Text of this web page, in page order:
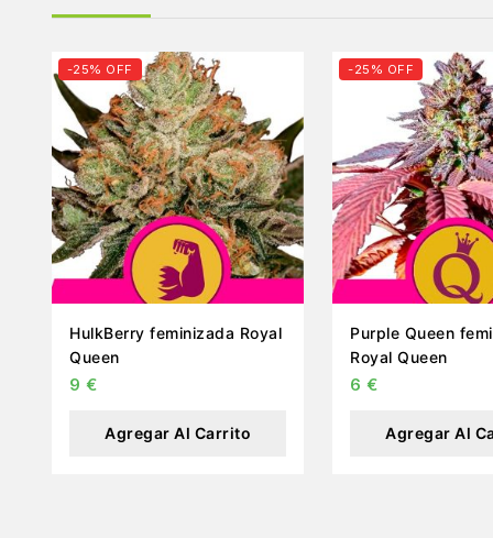
-25% OFF
HulkBerry feminizada Royal
Queen
9 €
Agregar Al Carrito
-25% OFF
Purple Queen
Royal Queen
6 €
Agregar Al